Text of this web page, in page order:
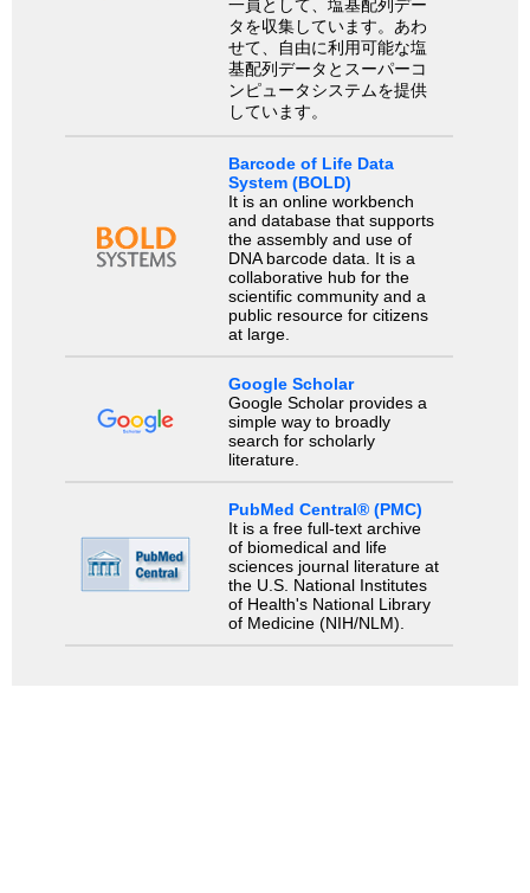
一員として、塩基配列デー
タを収集しています。あわ
せて、自由に利用可能な塩
基配列データとスーパーコ
ンピュータシステムを提供
しています。
Barcode of Life Data
System (BOLD)
It is an online workbench
and database that supports
the assembly and use of
DNA barcode data. It is a
collaborative hub for the
scientific community and a
public resource for citizens
at large.
Google Scholar
Google Scholar provides a
simple way to broadly
search for scholarly
literature.
PubMed Central® (PMC)
It is a free full-text archive
of biomedical and life
sciences journal literature at
the U.S. National Institutes
of Health's National Library
of Medicine (NIH/NLM).